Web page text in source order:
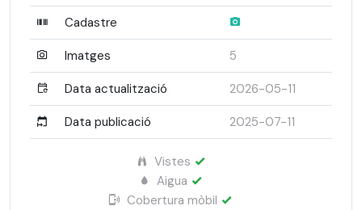
Cadastre
Imatges 5
Data actualització 2026-05-11
Data publicació 2025-07-11
Vistes
Aigua
Cobertura mòbil